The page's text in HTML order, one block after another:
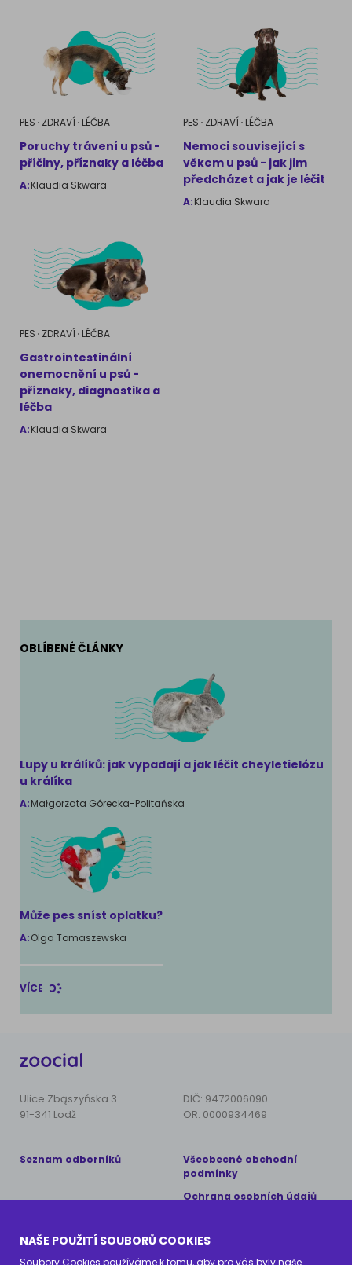
PES ZDRAVÍ LÉČBA
Poruchy trávení u psů -
příčiny, příznaky a léčba
A:Klaudia Skwara
PES ZDRAVÍ LÉČBA
Nemoci související s
věkem u psů - jak jim
předcházet a jak je léčit
A:Klaudia Skwara
PES ZDRAVÍ LÉČBA
Gastrointestinální
onemocnění u psů -
příznaky, diagnostika a
léčba
A:Klaudia Skwara
OBLÍBENÉ ČLÁNKY
Lupy u králíků: jak vypadají a jak léčit cheyletielózu
u králíka
A:Małgorzata Górecka-Politańska
Může pes sníst oplatku?
A:Olga Tomaszewska
VÍCE
Ulice Zbąszyńska 3
91-341 Lodž
DIČ: 9472006090
OR: 0000934469
Seznam odborníků
Všeobecné obchodní
podmínky
Ochrana osobních údajů
Copyright © 2024 AnimalCare
Všechna práva vyhrazena
NAŠE POUŽITÍ SOUBORŮ COOKIES
Soubory Cookies používáme k tomu, aby pro vás byly naše